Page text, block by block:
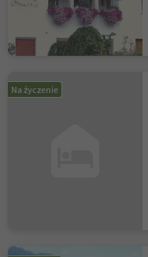
Na życzenie